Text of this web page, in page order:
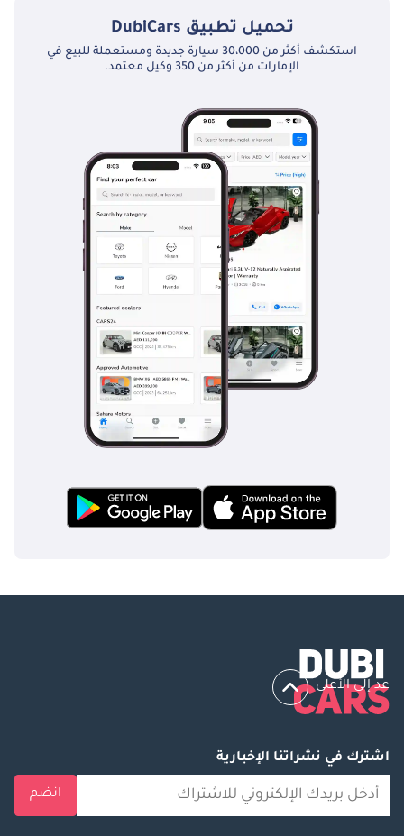
تحميل تطبيق DubiCars
استكشف أكثر من 30،000 سيارة جديدة ومستعملة للبيع في
الإمارات من أكثر من 350 وكيل معتمد.
عد إلى الأعلى
اشترك في نشراتنا الإخبارية
انضم